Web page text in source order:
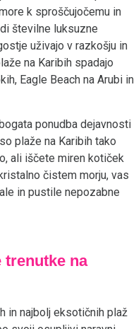
k sproščujočemu in
številne luksuzne
uživajo v razkošju in
na Karibih spadajo
Eagle Beach na Arubi in
ponudba dejavnosti
plaže na Karibih tako
ali iščete miren kotiček
čistem morju, vas
in pustile nepozabne
trenutke na
in najbolj eksotičnih plaž